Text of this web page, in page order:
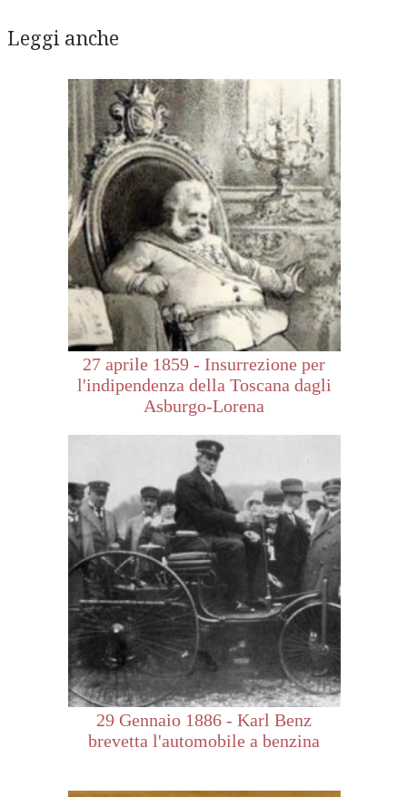
Leggi anche
27 aprile 1859 - Insurrezione per
l'indipendenza della Toscana dagli
Asburgo-Lorena
29 Gennaio 1886 - Karl Benz
brevetta l'automobile a benzina